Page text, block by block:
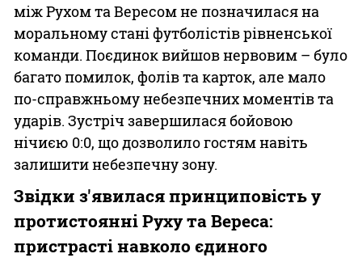
між Рухом та Вересом не позначилася на
моральному стані футболістів рівненської
команди. Поєдинок вийшов нервовим – було
багато помилок, фолів та карток, але мало
по-справжньому небезпечних моментів та
ударів. Зустріч завершилася бойовою
нічиєю 0:0, що дозволило гостям навіть
залишити небезпечну зону.
Звідки з'явилася принциповість у
протистоянні Руху та Вереса:
пристрасті навколо єдиного